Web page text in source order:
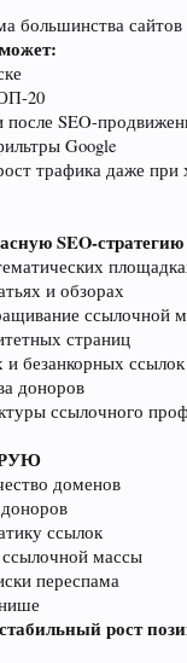
большинства
20
SEO-
Google
трафика даже при
SEO-
и обзорах
ссылочной
страниц
и безанкорных ссылок
доноров
ссылочного
доменов
ссылок
массы
переспама
рост